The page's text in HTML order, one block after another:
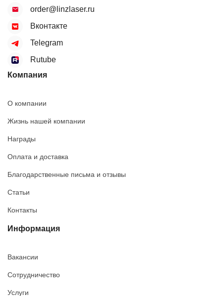
order@linzlaser.ru
Вконтакте
Telegram
Rutube
Компания
О компании
Жизнь нашей компании
Награды
Оплата и доставка
Благодарственные письма и отзывы
Статьи
Контакты
Информация
Вакансии
Сотрудничество
Услуги